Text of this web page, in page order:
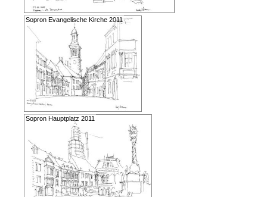
Sopron Evangelische Kirche 2011
Sopron Hauptplatz 2011